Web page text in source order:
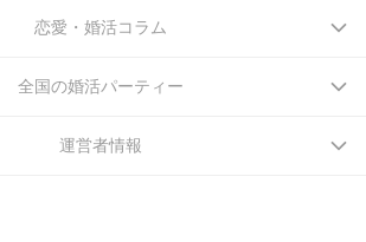
恋愛・婚活コラム
全国の婚活パーティー
運営者情報